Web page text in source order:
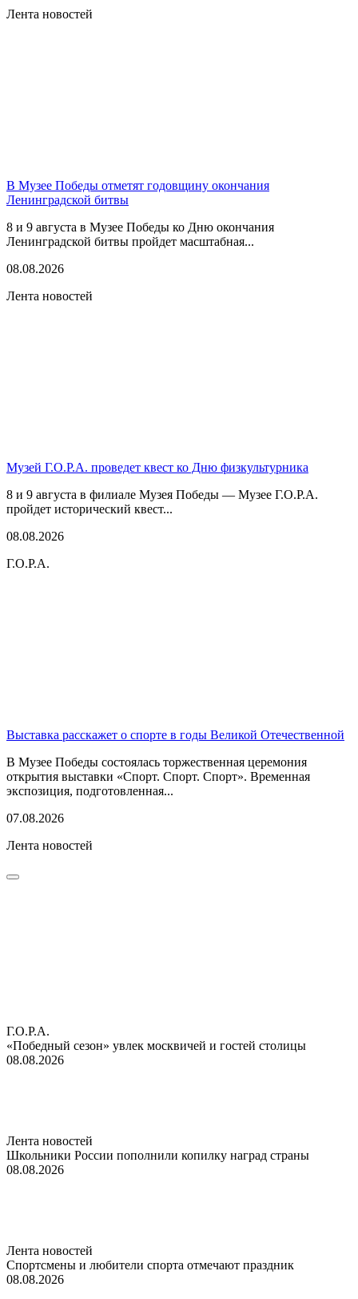
Лента новостей
В Музее Победы отметят годовщину окончания
Ленинградской битвы
8 и 9 августа в Музее Победы ко Дню окончания
Ленинградской битвы пройдет масштабная...
08.08.2026
Лента новостей
Музей Г.О.Р.А. проведет квест ко Дню физкультурника
8 и 9 августа в филиале Музея Победы — Музее Г.О.Р.А.
пройдет исторический квест...
08.08.2026
Г.О.Р.А.
Выставка расскажет о спорте в годы Великой Отечественной
В Музее Победы состоялась торжественная церемония
открытия выставки «Спорт. Спорт. Спорт». Временная
экспозиция, подготовленная...
07.08.2026
Лента новостей
Г.О.Р.А.
«Победный сезон» увлек москвичей и гостей столицы
08.08.2026
Лента новостей
Школьники России пополнили копилку наград страны
08.08.2026
Лента новостей
Спортсмены и любители спорта отмечают праздник
08.08.2026